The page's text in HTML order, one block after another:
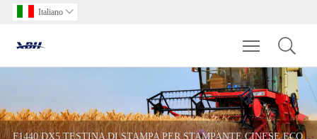
Italiano 
Toggle
F1440 DX5 TESTINA DI STAMPA PER STAMPANTE CINESE ECO